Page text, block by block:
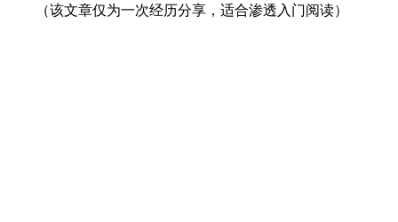
（该文章仅为一次经历分享，适合渗透入门阅读）